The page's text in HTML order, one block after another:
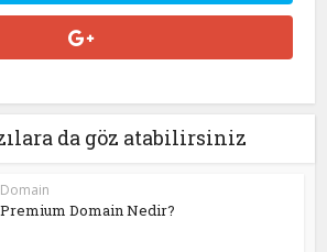
da göz atabilirsiniz
Domain
Premium Domain Nedir?